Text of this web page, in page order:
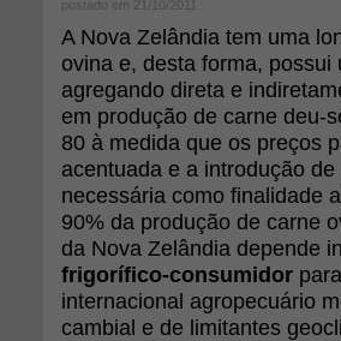
postado em 21/10/2011
A Nova Zelândia tem uma
ovina e, desta forma,
agregando direta e
em produção de carne deu-
80 à medida que os preços
acentuada e a introdução
necessária como finalidade
90% da produção de carne
da Nova Zelândia depende
frigorífico-consumidor
internacional agropecuário
cambial e de limitantes